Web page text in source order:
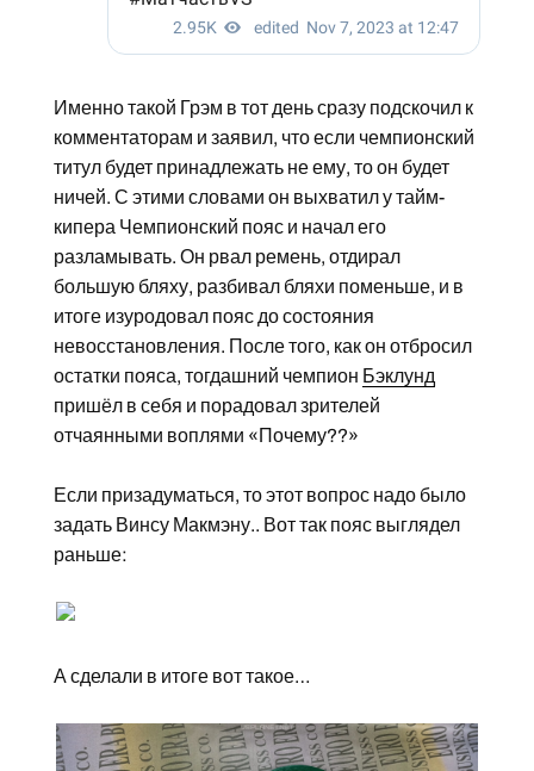
Именно такой Грэм в тот день сразу подскочил к
комментаторам и заявил, что если чемпионский
титул будет принадлежать не ему, то он будет
ничей. С этими словами он выхватил у тайм-
кипера Чемпионский пояс и начал его
разламывать. Он рвал ремень, отдирал
большую бляху, разбивал бляхи поменьше, и в
итоге изуродовал пояс до состояния
невосстановления. После того, как он отбросил
остатки пояса, тогдашний чемпион Бэклунд
пришёл в себя и порадовал зрителей
отчаянными воплями «Почему??»
Если призадуматься, то этот вопрос надо было
задать Винсу Макмэну.. Вот так пояс выглядел
раньше:
А сделали в итоге вот такое…